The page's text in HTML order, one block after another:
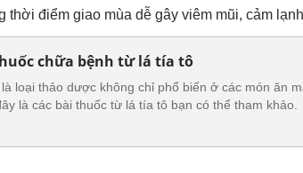
thời điểm giao mùa dễ gây viêm mũi, cảm
chữa bệnh từ lá tía tô
loại thảo dược không chỉ phổ biến ở các món ăn
là các bài thuốc từ lá tía tô bạn có thể tham khảo.